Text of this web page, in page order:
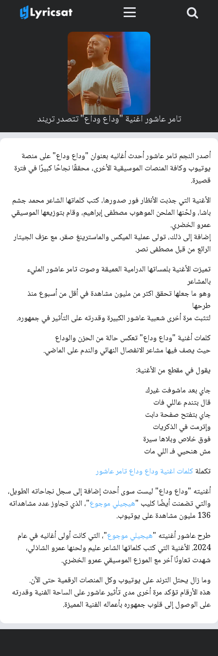
تامر عاشور اغنية "وداع وداع" تتصدر تريند
أصدر النجم تامر عاشور أحدث أغانيه بعنوان "وداع وداع" على منصة
يوتيوب وكافة المنصات الموسيقية الأخرى، محققًا نجاحًا كبيرًا في فترة
قصيرة.
الأغنية التي جذبت الأنظار فور صدورها، كتب كلماتها الشاعر محمد جشم
باشا، ولحّنها الملحن الموهوب مصطفى إبراهيم، وقام بتوزيعها الموسيقي
عمرو الخضري.
إضافة إلى ذلك، تولى عملية الميكس والماسترينغ صقر، مع عزف الجيتار
الرائع من قبل مصطفى نصر.
تميزت الأغنية بلمساتها الدرامية العميقة وصوت تامر عاشور المليء
بالمشاعر
وهو ما جعلها تحقق اكثر من مليون مشاهدة في أقل من أسبوع منذ
طرحها
لتثبت مرة أخرى شعبية عاشور الكبيرة وقدرته على التأثير في جمهوره.
كلمات أغنية "وداع وداع" تعكس حالة من الحزن والوداع
حيث يصف فيها مشاعر الانفصال النهائي والندم على الماضي.
يقول في مقطع من الأغنية:
جاي بعد ماشوفت غيرك
قال بتندم عاللي فات
جاي بتفتح صفحة دابت
وإترمت في الذكريات
فوق خلاص وبلاها سيرة
مش هنحيي فـ اللي مات
تكملةكلمات اغنية وداع وداع تامر عاشور
أغنيته "وداع وداع" ليست سوى أحدث إضافة إلى سجل نجاحاته الطويل،
والتي تضمنت أيضًا كليب "هيجيلي موجوع"، الذي تجاوز عدد مشاهداته
136 مليون مشاهدة على يوتيوب.
طرح عاشور أغنيته "هيجيلي موجوع"، التي كانت أولى أغانيه في عام
2024. الأغنية التي كتب كلماتها الشاعر عليم ولحنها عمرو الشاذلي،
شهدت تعاونًا آخر مع الموزع الموسيقي عمرو الخضري.
وما زال يحتل الترند على يوتيوب وكل المنصات الرقمية حتى الآن.
هذه الأرقام تؤكد مرة أخرى مدى تأثير عاشور على الساحة الفنية وقدرته
على الوصول إلى قلوب جمهوره بأعماله الفنية المميزة.